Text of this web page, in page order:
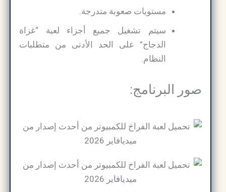
مستويات صعوبة متدرجة.
سيتم تشغيل جميع أجزاء لعبة “غزاة
الدجاج” على الحد الأدنى من متطلبات
النظام.
صور البرنامج: